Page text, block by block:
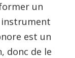
un
instrument
est un
donc de le